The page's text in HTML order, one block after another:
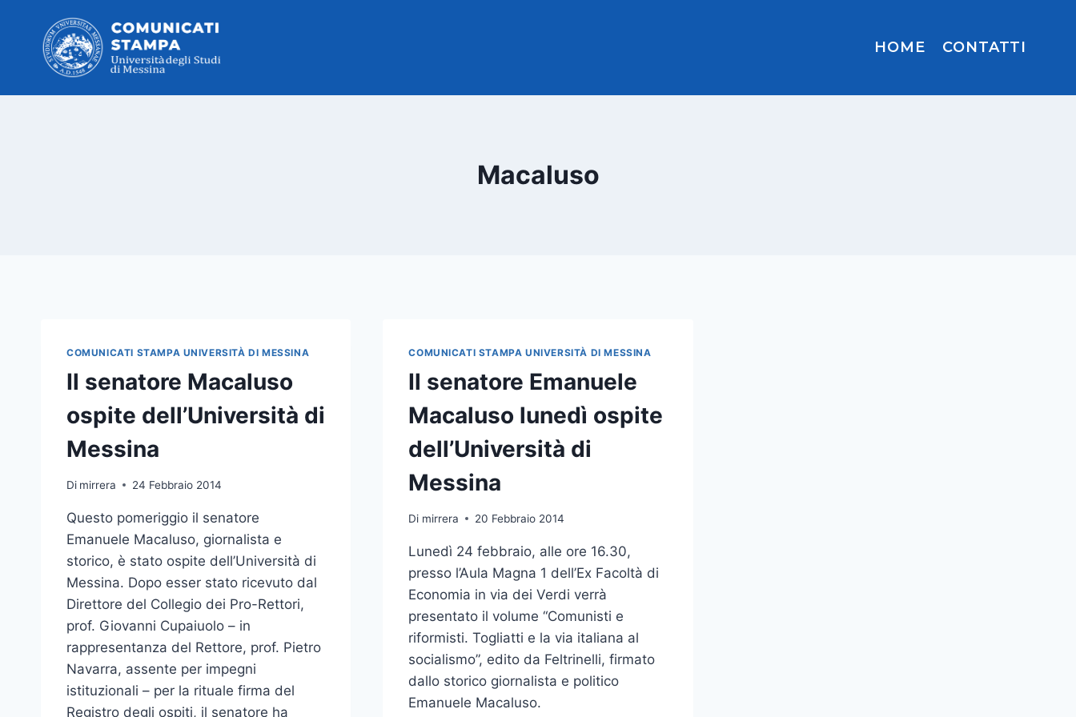
contenuto
HOME CONTATTI
Macaluso
COMUNICATI STAMPA UNIVERSITÀ DI MESSINA
Il senatore Macaluso
ospite dell’Università di
Messina
Di mirrera 24 Febbraio 2014
Questo pomeriggio il senatore
Emanuele Macaluso, giornalista e
storico, è stato ospite dell’Università di
Messina. Dopo esser stato ricevuto dal
Direttore del Collegio dei Pro-Rettori,
prof. Giovanni Cupaiuolo – in
rappresentanza del Rettore, prof. Pietro
Navarra, assente per impegni
istituzionali – per la rituale firma del
Registro degli ospiti, il senatore ha
COMUNICATI STAMPA UNIVERSITÀ DI MESSINA
Il senatore Emanuele
Macaluso lunedì ospite
dell’Università di
Messina
Di mirrera 20 Febbraio 2014
Lunedì 24 febbraio, alle ore 16.30,
presso l’Aula Magna 1 dell’Ex Facoltà di
Economia in via dei Verdi verrà
presentato il volume “Comunisti e
riformisti. Togliatti e la via italiana al
socialismo”, edito da Feltrinelli, firmato
dallo storico giornalista e politico
Emanuele Macaluso.